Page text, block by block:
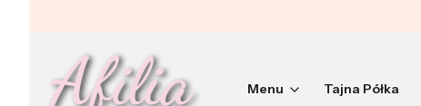
Menu Tajna Półka